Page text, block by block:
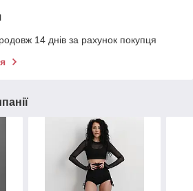
14 днів за рахунок покупця